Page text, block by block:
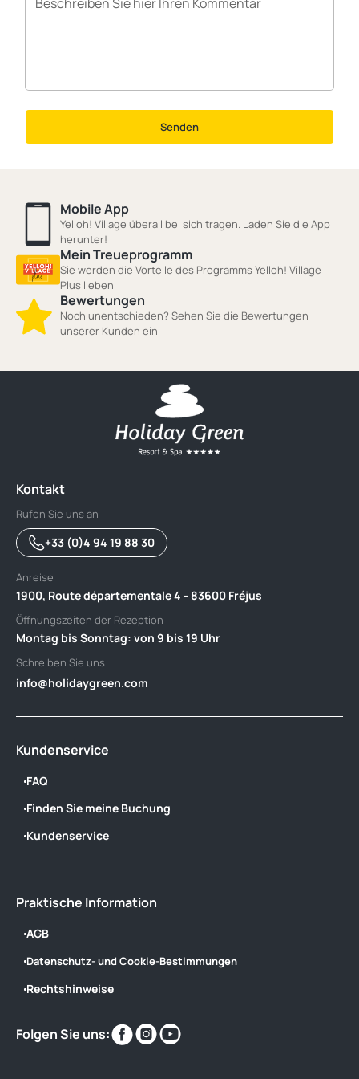
Senden
Mobile App
Yelloh! Village überall bei sich tragen. Laden Sie die App
herunter!
Mein Treueprogramm
Sie werden die Vorteile des Programms Yelloh! Village
Plus lieben
Bewertungen
Noch unentschieden? Sehen Sie die Bewertungen
unserer Kunden ein
Kontakt
Rufen Sie uns an
+33 (0)4 94 19 88 30
Anreise
1900, Route départementale 4 - 83600 Fréjus
Öffnungszeiten der Rezeption
Montag bis Sonntag: von 9 bis 19 Uhr
Schreiben Sie uns
info@holidaygreen.com
Kundenservice
FAQ
Finden Sie meine Buchung
Kundenservice
Praktische Information
AGB
Datenschutz- und Cookie-Bestimmungen
Rechtshinweise
Folgen Sie uns:
Finden
Sie
Finden
Sie